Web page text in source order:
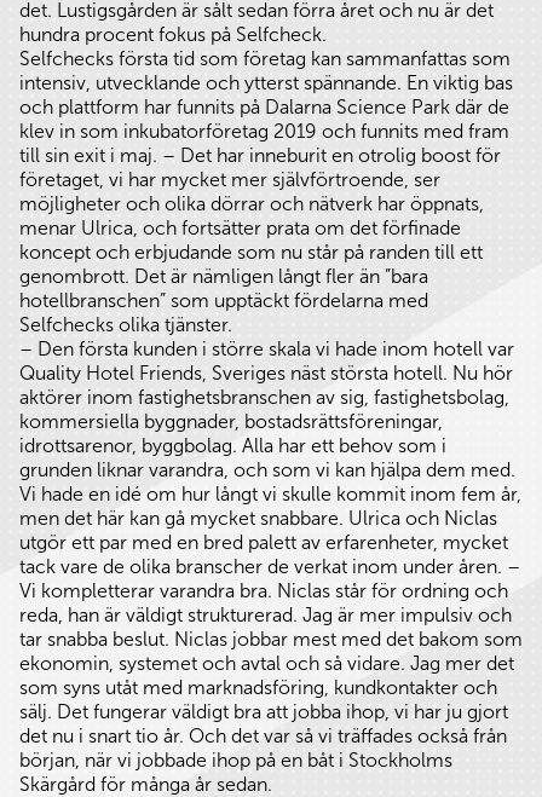
det. Lustigsgården är sålt sedan förra året och nu är det
hundra procent fokus på Selfcheck.
Selfchecks första tid som företag kan sammanfattas som
intensiv, utvecklande och ytterst spännande. En viktig bas
och plattform har funnits på Dalarna Science Park där de
klev in som inkubatorföretag 2019 och funnits med fram
till sin exit i maj. – Det har inneburit en otrolig boost för
företaget, vi har mycket mer självförtroende, ser
möjligheter och olika dörrar och nätverk har öppnats,
menar Ulrica, och fortsätter prata om det förfinade
koncept och erbjudande som nu står på randen till ett
genombrott. Det är nämligen långt fler än ”bara
hotellbranschen” som upptäckt fördelarna med
Selfchecks olika tjänster.
– Den första kunden i större skala vi hade inom hotell var
Quality Hotel Friends, Sveriges näst största hotell. Nu hör
aktörer inom fastighetsbranschen av sig, fastighetsbolag,
kommersiella byggnader, bostadsrättsföreningar,
idrottsarenor, byggbolag. Alla har ett behov som i
grunden liknar varandra, och som vi kan hjälpa dem med.
Vi hade en idé om hur långt vi skulle kommit inom fem år,
men det här kan gå mycket snabbare. Ulrica och Niclas
utgör ett par med en bred palett av erfarenheter, mycket
tack vare de olika branscher de verkat inom under åren. –
Vi kompletterar varandra bra. Niclas står för ordning och
reda, han är väldigt strukturerad. Jag är mer impulsiv och
tar snabba beslut. Niclas jobbar mest med det bakom som
ekonomin, systemet och avtal och så vidare. Jag mer det
som syns utåt med marknadsföring, kundkontakter och
sälj. Det fungerar väldigt bra att jobba ihop, vi har ju gjort
det nu i snart tio år. Och det var så vi träffades också från
början, när vi jobbade ihop på en båt i Stockholms
Skärgård för många år sedan.